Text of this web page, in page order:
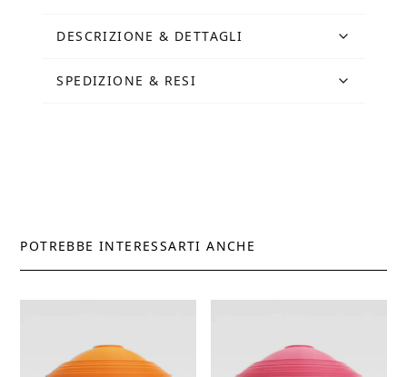
DESCRIZIONE & DETTAGLI
SPEDIZIONE & RESI
POTREBBE INTERESSARTI ANCHE